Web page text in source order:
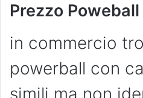
Prezzo Poweball
in commercio
powerball con
simili ma non